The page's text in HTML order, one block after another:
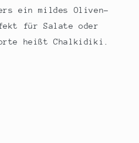
ein mildes Oliven-
für Salate oder
heißt Chalkidiki.